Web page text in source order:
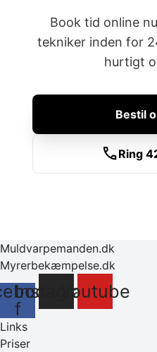
Book tid online
tekniker inden for
hurtigt
Bestil
callRing
Muldvarpemanden.dk
Myrerbekæmpelse.dk
f
InstagramYoutube
Links
Priser